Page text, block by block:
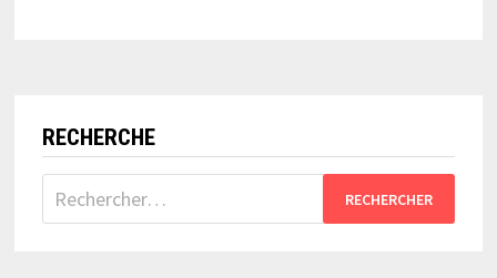
RECHERCHE
Rechercher :